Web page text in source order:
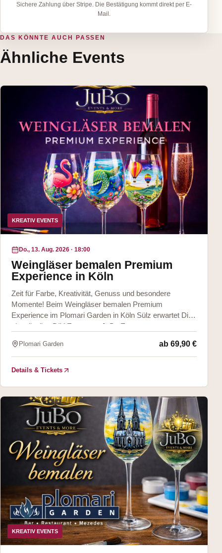
Sichere Zahlung über Stripe. Die Bestätigung kommt direkt per E-
Mail.
DAS KÖNNTE AUCH PASSEN
Ähnliche Events
KREATIV EVENTS
Do., 13. Aug. 2026 · 18:00
Weingläser bemalen Premium
Experience in Köln
Zeit für Farbe, Kreativität, Genuss und besondere
Momente! Beim Weingläser bemalen Premium
Experience im Plomari Garden in Köln Sülz erwartet Dich
ein stilvolles DIY Event von JuBo Events &
Plomari Garden ab 69,90 €
Details & Tickets
KREATIV EVENTS